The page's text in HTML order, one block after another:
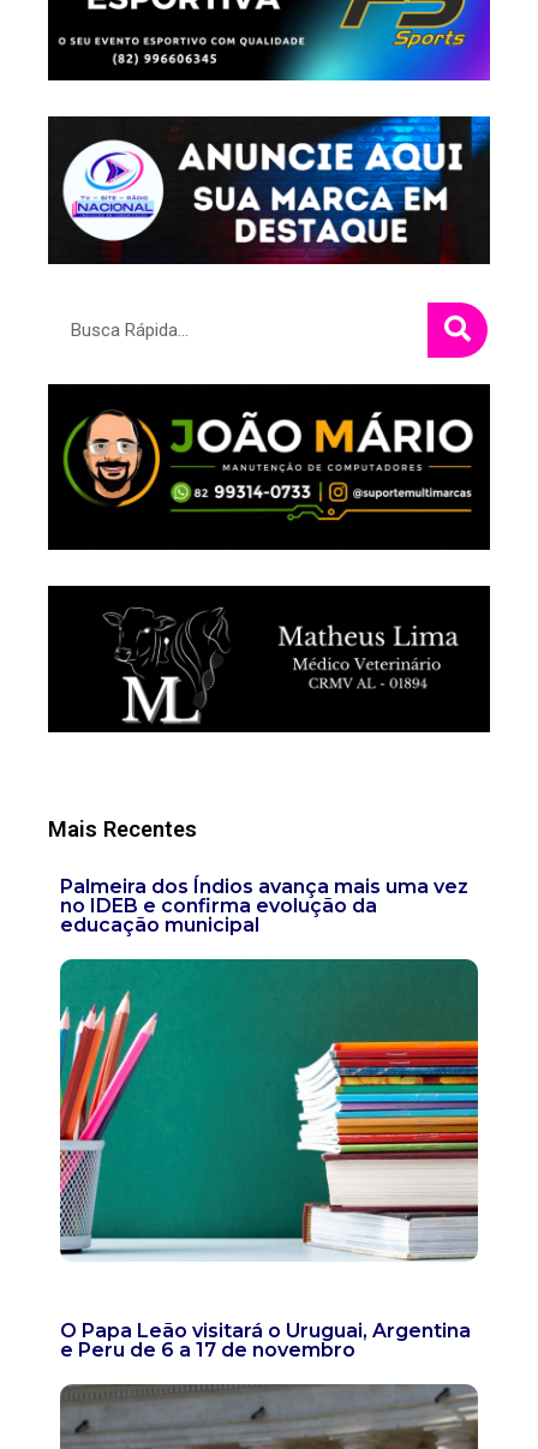
Mais Recentes
Palmeira dos Índios avança mais uma vez
no IDEB e confirma evolução da
educação municipal
O Papa Leão visitará o Uruguai, Argentina
e Peru de 6 a 17 de novembro